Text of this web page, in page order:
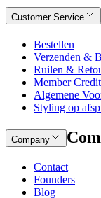
Customer Service
Bestellen
Verzenden &
Ruilen &
Member
Algemene
Styling op
Company
Contact
Founders
Blog